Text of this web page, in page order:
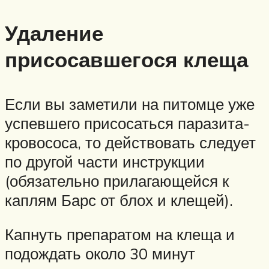
Удаление
присосавшегося клеща
Если вы заметили на питомце уже
успевшего присосаться паразита-
кровососа, то действовать следует
по другой части инструкции
(обязательно прилагающейся к
каплям Барс от блох и клещей).
Капнуть препаратом на клеща и
подождать около 30 минут